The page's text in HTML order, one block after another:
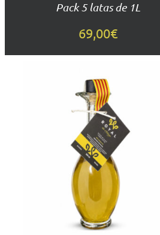
Pack 5 latas de 1L
69,00€
AÑADIR AL
CARRITO
DETALLES